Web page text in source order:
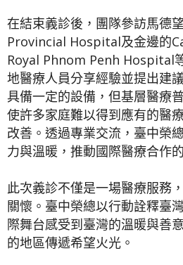
在結束義診後，團隊參訪馬德
Provincial Hospital及金邊的
Royal Phnom Penh Hospital
地醫療人員分享經驗並提出建
具備一定的設備，但基層醫療
使許多家庭難以得到應有的醫
改善。透過專業交流，臺中榮
力與溫暖，推動國際醫療合作
此次義診不僅是一場醫療服務
關懷。臺中榮總以行動詮釋臺
際舞台感受到臺灣的溫暖與善
的地區傳遞希望火光。